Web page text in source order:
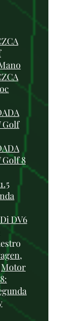
Golf
Golf 8
DV6
Motor